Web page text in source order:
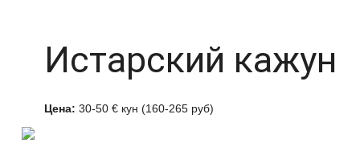
Истарский кажун
Цена: 30-50 € кун (160-265 руб)